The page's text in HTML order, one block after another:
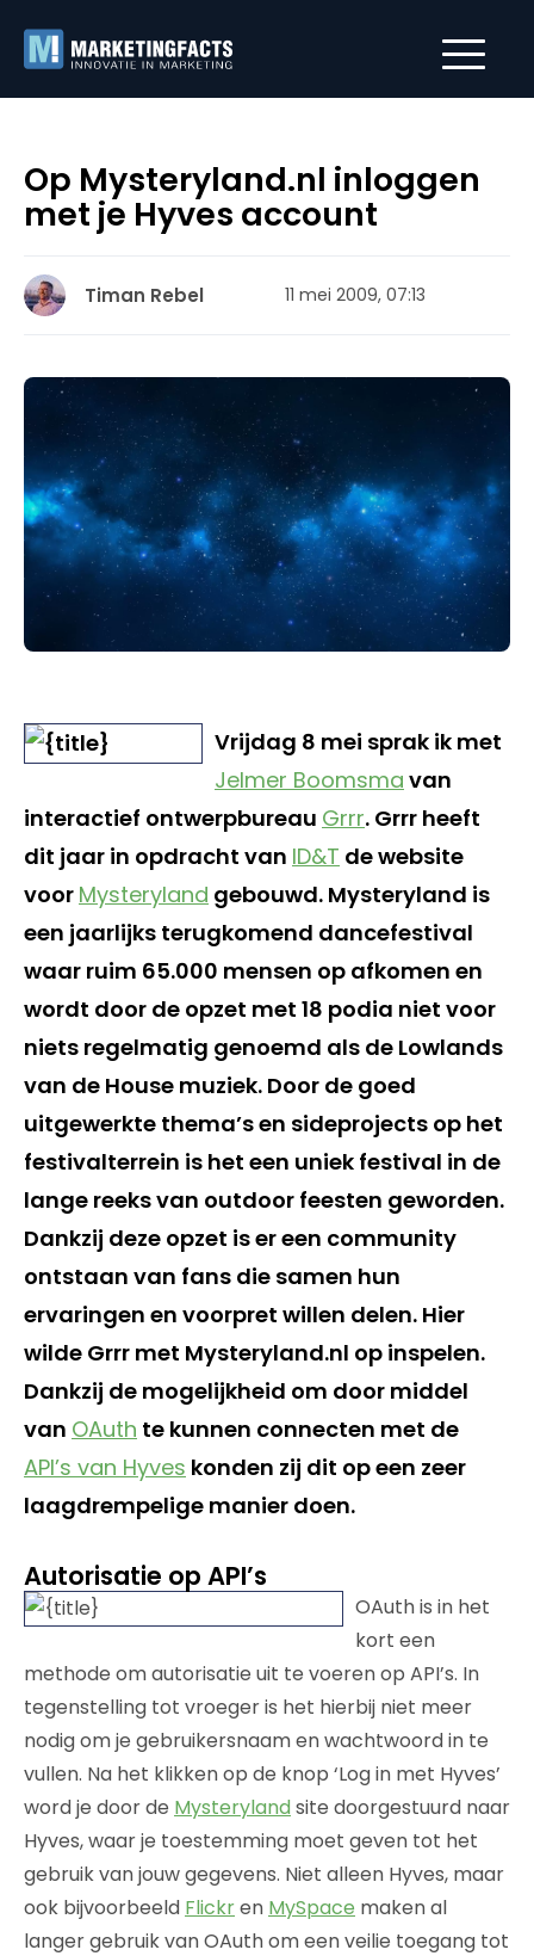
Op Mysteryland.nl inloggen
met je Hyves account
Timan Rebel 11 mei 2009, 07:13
Vrijdag 8 mei sprak ik met
Jelmer Boomsma van
interactief ontwerpbureau Grrr. Grrr heeft
dit jaar in opdracht van ID&T de website
voor Mysteryland gebouwd. Mysteryland is
een jaarlijks terugkomend dancefestival
waar ruim 65.000 mensen op afkomen en
wordt door de opzet met 18 podia niet voor
niets regelmatig genoemd als de Lowlands
van de House muziek. Door de goed
uitgewerkte thema’s en sideprojects op het
festivalterrein is het een uniek festival in de
lange reeks van outdoor feesten geworden.
Dankzij deze opzet is er een community
ontstaan van fans die samen hun
ervaringen en voorpret willen delen. Hier
wilde Grrr met Mysteryland.nl op inspelen.
Dankzij de mogelijkheid om door middel
van OAuth te kunnen connecten met de
API’s van Hyves konden zij dit op een zeer
laagdrempelige manier doen.
Autorisatie op API’s
OAuth is in het
kort een
methode om autorisatie uit te voeren op API’s. In
tegenstelling tot vroeger is het hierbij niet meer
nodig om je gebruikersnaam en wachtwoord in te
vullen. Na het klikken op de knop ‘Log in met Hyves’
word je door de Mysteryland site doorgestuurd naar
Hyves, waar je toestemming moet geven tot het
gebruik van jouw gegevens. Niet alleen Hyves, maar
ook bijvoorbeeld Flickren MySpace maken al
langer gebruik van OAuth om een veilie toegang tot